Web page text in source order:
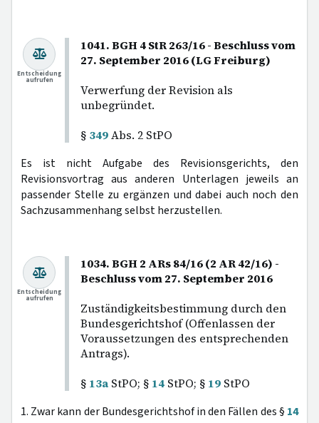
1041. BGH 4 StR 263/16 - Beschluss vom
27. September 2016 (LG Freiburg)
Verwerfung der Revision als
unbegründet.
§ 349Abs. 2 StPO
Entscheidung
aufrufen
Es ist nicht Aufgabe des Revisionsgerichts, den
Revisionsvortrag aus anderen Unterlagen jeweils an
passender Stelle zu ergänzen und dabei auch noch den
Sachzusammenhang selbst herzustellen.
1034. BGH 2 ARs 84/16 (2 AR 42/16) -
Beschluss vom 27. September 2016
Zuständigkeitsbestimmung durch den
Bundesgerichtshof (Offenlassen der
Voraussetzungen des entsprechenden
Antrags).
§ 13a StPO; § 14 StPO; § 19 StPO
Entscheidung
aufrufen
1. Zwar kann der Bundesgerichtshof in den Fällen des § 14